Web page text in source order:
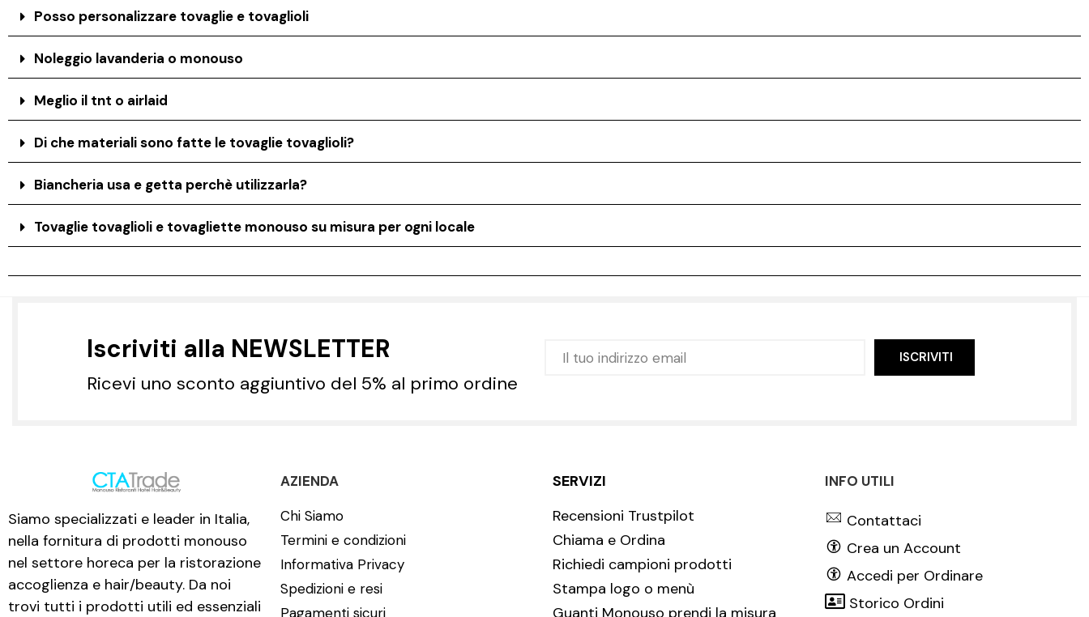
Posso personalizzare tovaglie e tovaglioli
Noleggio lavanderia o monouso
Meglio il tnt o airlaid
Di che materiali sono fatte le tovaglie tovaglioli?
Biancheria usa e getta perchè utilizzarla?
Tovaglie tovaglioli e tovagliette monouso su misura per ogni locale
Iscriviti alla NEWSLETTER
Ricevi uno sconto aggiuntivo del 5% al primo ordine
ISCRIVITI
Siamo specializzati e leader in Italia,
nella fornitura di prodotti monouso
nel settore horeca per la ristorazione
accoglienza e hair/beauty. Da noi
trovi tutti i prodotti utili ed essenziali
AZIENDA
Chi Siamo
Termini e condizioni
Informativa Privacy
Spedizioni e resi
Pagamenti sicuri
SERVIZI
Recensioni Trustpilot
Chiama e Ordina
Richiedi campioni prodotti
Stampa logo o menù
INFO UTILI
Contattaci
Crea un Account
Accedi per Ordinare
Storico Ordini